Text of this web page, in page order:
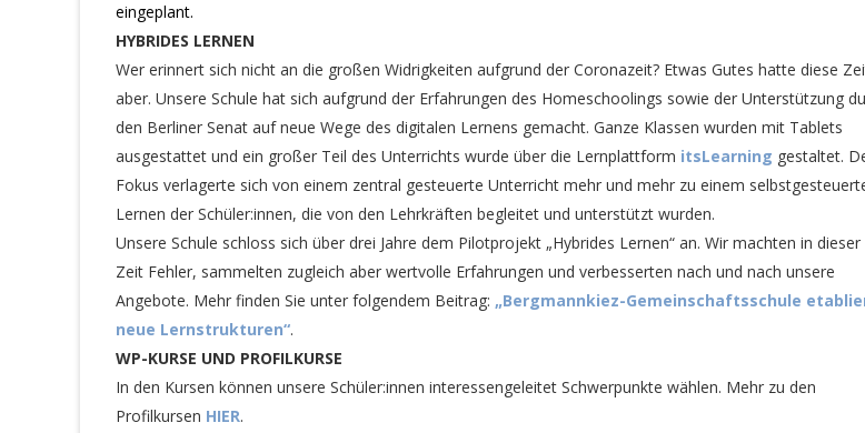
eingeplant.
HYBRIDES LERNEN
Wer erinnert sich nicht an die großen Widrigkeiten aufgrund der Coronazeit? Etwas Gutes hatte diese
aber. Unsere Schule hat sich aufgrund der Erfahrungen des Homeschoolings sowie der Unterstützung
den Berliner Senat auf neue Wege des digitalen Lernens gemacht. Ganze Klassen wurden mit Tablets
ausgestattet und ein großer Teil des Unterrichts wurde über die Lernplattform itsLearning gestaltet.
Fokus verlagerte sich von einem zentral gesteuerte Unterricht mehr und mehr zu einem
Lernen der Schüler:innen, die von den Lehrkräften begleitet und unterstützt wurden.
Unsere Schule schloss sich über drei Jahre dem Pilotprojekt „Hybrides Lernen“ an. Wir machten in dieser
Zeit Fehler, sammelten zugleich aber wertvolle Erfahrungen und verbesserten nach und nach unsere
Angebote. Mehr finden Sie unter folgendem Beitrag: „Bergmannkiez-Gemeinschaftsschule
neue Lernstrukturen“.
WP-KURSE UND PROFILKURSE
In den Kursen können unsere Schüler:innen interessengeleitet Schwerpunkte wählen. Mehr zu den
Profilkursen HIER.